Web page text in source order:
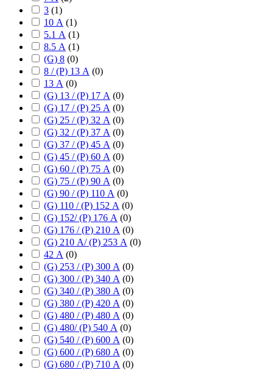
3 (1)
10 А (1)
5.1 А (1)
8.5 А (1)
(G) 8 (0)
8 / (P) 13 А (0)
13 А (0)
(G) 13 / (P) 17 А (0)
(G) 17 / (P) 25 А (0)
(G) 25 / (P) 32 А (0)
(G) 32 / (P) 37 А (0)
(G) 37 / (P) 45 А (0)
(G) 45 / (P) 60 А (0)
(G) 60 / (P) 75 А (0)
(G) 75 / (P) 90 А (0)
(G) 90 / (P) 110 А (0)
(G) 110 / (P) 152 А (0)
(G) 152/ (P) 176 А (0)
(G) 176 / (P) 210 А (0)
(G) 210 А/ (P) 253 А (0)
42 А (0)
(G) 253 / (P) 300 А (0)
(G) 300 / (P) 340 А (0)
(G) 340 / (P) 380 А (0)
(G) 380 / (P) 420 А (0)
(G) 480 / (P) 480 А (0)
(G) 480/ (P) 540 А (0)
(G) 540 / (P) 600 А (0)
(G) 600 / (P) 680 А (0)
(G) 680 / (P) 710 А (0)